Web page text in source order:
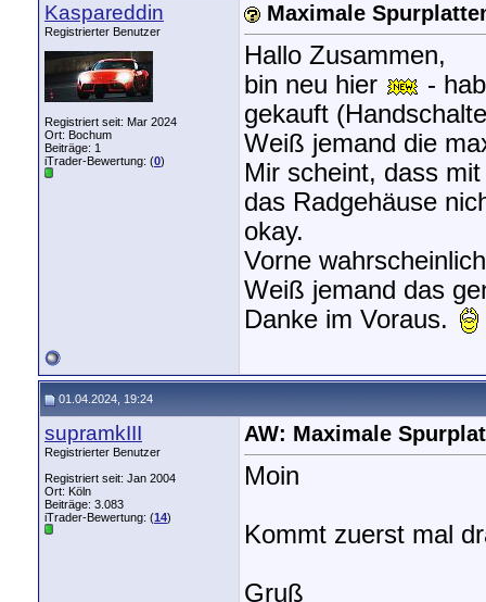
Kaspareddin
Registrierter Benutzer
Registriert seit: Mar 2024
Ort: Bochum
Beiträge: 1
iTrader-Bewertung: (0)
Maximale
Hallo Zusammen,
bin neu hier
-
gekauft
Weiß jemand die
Mir scheint, dass
das Radgehäuse
okay.
Vorne
Weiß jemand das
Danke im Voraus.
01.04.2024, 19:24
supramkIII
Registrierter Benutzer
Registriert seit: Jan 2004
Ort: Köln
Beiträge: 3.083
iTrader-Bewertung: (14)
AW: Maximale
Moin
Kommt zuerst mal
Gruß